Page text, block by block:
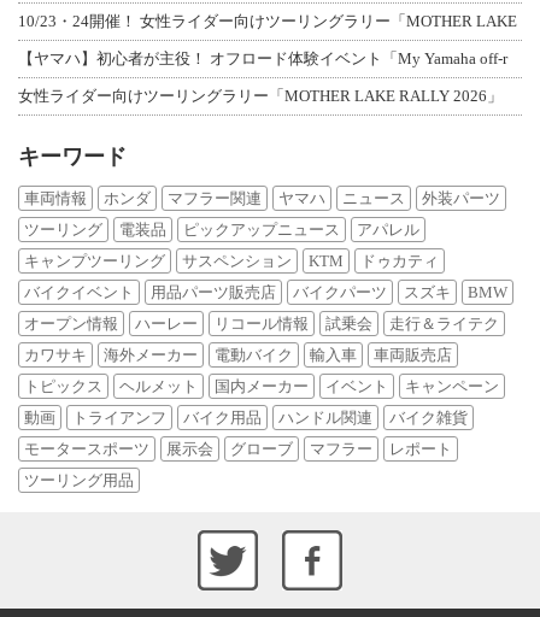
10/23・24開催！ 女性ライダー向けツーリングラリー「MOTHER LAKE
【ヤマハ】初心者が主役！ オフロード体験イベント「My Yamaha off-r
女性ライダー向けツーリングラリー「MOTHER LAKE RALLY 2026」
キーワード
車両情報 ホンダ マフラー関連 ヤマハ ニュース
外装パーツ
ツーリング
電装品 ピックアップニュース
アパレル
キャンプツーリング
サスペンション KTM
ドゥカティ
バイクイベント
用品パーツ販売店 バイクパーツ スズキ
BMW
オープン情報
ハーレー リコール情報 試乗会
走行＆ライテク
カワサキ
海外メーカー 電動バイク 輸入車
車両販売店
トピックス
ヘルメット 国内メーカー イベント
キャンペーン
動画
トライアンフ バイク用品 ハンドル関連
バイク雑貨
モータースポーツ
展示会 グローブ マフラー
レポート
ツーリング用品